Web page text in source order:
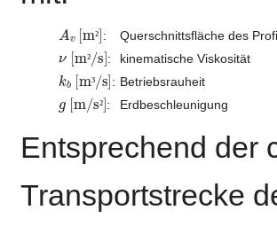
A [m²]: Querschnittsfläche des
[m²/s]: kinematische Viskosität
k [m³/s]: Betriebsrauheit
[m/s²]: Erdbeschleunigung
Entsprechend der
Transportstrecke